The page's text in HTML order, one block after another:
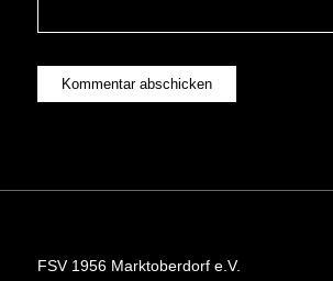
FSV 1956 Marktoberdorf e.V.